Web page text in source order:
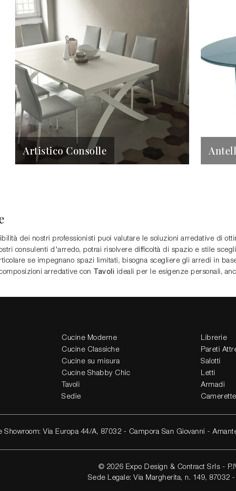
Artistico Consolle
dei nostri professionisti puoi valutare le soluzioni arredative di
consulenti d'arredo, potrai risolvere difficoltà di spazio e stile
se impegnano spazi limitati, bisogna scegliere gli arredi in
arredative con Tavoli ideali per le esigenze personali,
Cucine Moderne
Cucine Classiche
Cucine su misura
Cucine Shabby Chic
Tavoli
Sedie
Librerie
Pareti
Salotti
Letti
Armadi
Camerette
Showroom: Via Europa 44/A, 87032 - Campora San Giovanni -
© 2026 Expo Design & Contract Srls -
Sede Legale: Via Margherita, n. 149, 87032